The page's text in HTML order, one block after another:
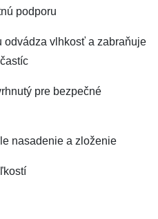
podporu
odvádza vlhkosť a zabraňuje
pre bezpečné
nasadenie a zloženie